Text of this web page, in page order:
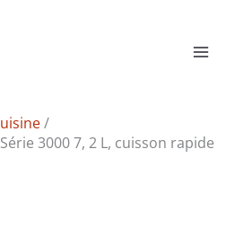
3000 7, 2 L, cuisson rapide